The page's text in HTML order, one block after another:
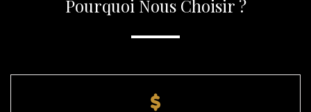
Pourquoi Nous Choisir ?